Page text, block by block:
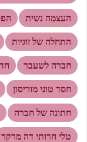
העצמה נשית
התחלה של זוגיות
חברה לשעבר
חסד טוני מוריסון
חתונה של חברה
טלי חרותי דה מרקר